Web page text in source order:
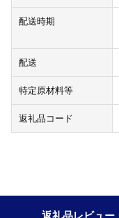
配送時期
配送
特定原材料等
返礼品コード